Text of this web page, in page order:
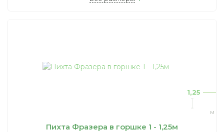
м
1,25
Пихта Фразера в горшке 1 - 1,25м